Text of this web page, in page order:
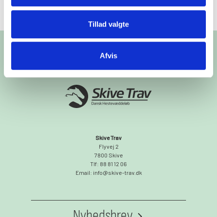
Tillad valgte
Afvis
Skive Trav
Flyvej 2
7800 Skive
Tlf: 88 81 12 06
Email: info@skive-trav.dk